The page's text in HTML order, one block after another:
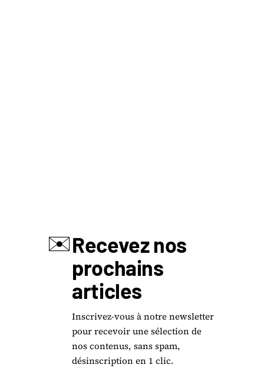
✉️Recevez nos
prochains
articles
Inscrivez-vous à notre newsletter
pour recevoir une sélection de
nos contenus, sans spam,
désinscription en 1 clic.